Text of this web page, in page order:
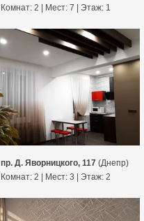
Комнат: 2 | Мест: 7 | Этаж: 1
пр. Д. Яворницкого, 117 (Днепр)
Комнат: 2 | Мест: 3 | Этаж: 2